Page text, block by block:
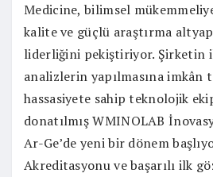
Medicine, bilimsel
kalite ve güçlü araştırma
liderliğini pekiştiriyor. Şirketin
analizlerin yapılmasına imkân
hassasiyete sahip teknolojik
donatılmış WMINOLAB
Ar-Ge’de yeni bir dönem
Akreditasyonu ve başarılı ilk